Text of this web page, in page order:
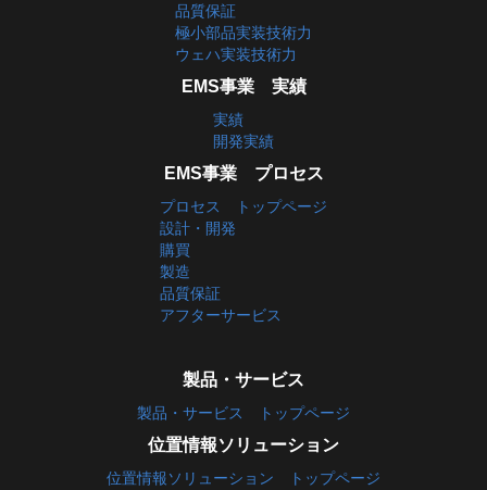
品質保証
極小部品実装技術力
ウェハ実装技術力
EMS事業 実績
実績
開発実績
EMS事業 プロセス
プロセス トップページ
設計・開発
購買
製造
品質保証
アフターサービス
製品・サービス
製品・サービス トップページ
位置情報ソリューション
位置情報ソリューション トップページ